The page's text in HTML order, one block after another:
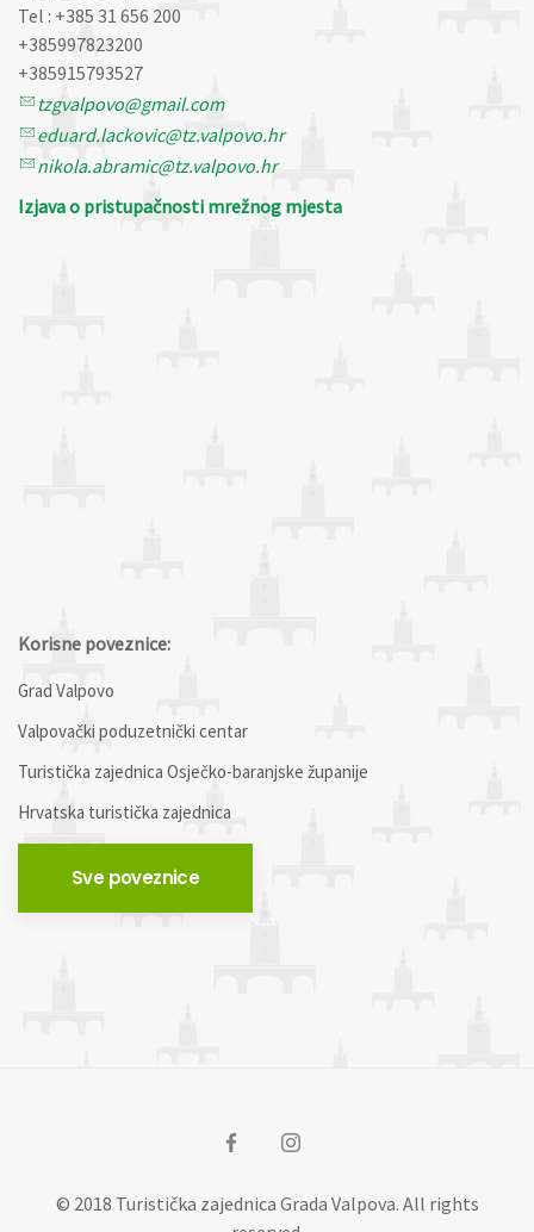
Tel : +385 31 656 200
+385997823200
+385915793527
tzgvalpovo@gmail.com
eduard.lackovic@tz.valpovo.hr
nikola.abramic@tz.valpovo.hr
Izjava o pristupačnosti mrežnog mjesta
Korisne poveznice:
Grad Valpovo
Valpovački poduzetnički centar
Turistička zajednica Osječko-baranjske županije
Hrvatska turistička zajednica
Sve poveznice
© 2018 Turistička zajednica Grada Valpova. All rights